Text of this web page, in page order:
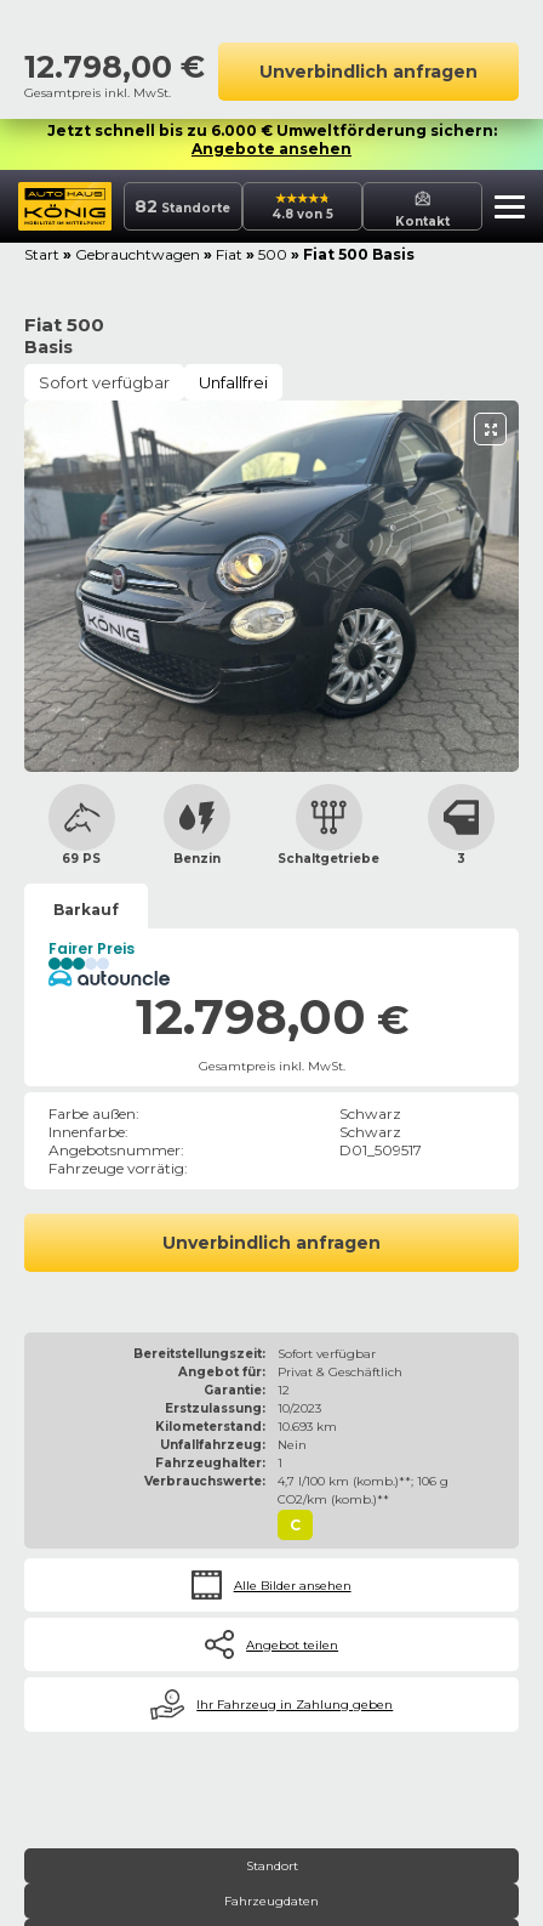
12.798,00 €
Gesamtpreis inkl. MwSt.
Unverbindlich anfragen
Jetzt schnell bis zu 6.000 € Umweltförderung sichern:
Angebote ansehen
82 Standorte 4.8 von 5 Kontakt
Start » Gebrauchtwagen » Fiat » 500 » Fiat 500 Basis
Fiat 500
Basis
Sofort verfügbar Unfallfrei
69 PS Benzin Schaltgetriebe 3
Barkauf
Fairer Preis
12.798,00 €
Gesamtpreis inkl. MwSt.
Farbe außen:
Schwarz
Innenfarbe:
Schwarz
Angebotsnummer:
D01_509517
Fahrzeuge vorrätig:
Unverbindlich anfragen
Bereitstellungszeit:
Sofort verfügbar
Angebot für:
Privat & Geschäftlich
Garantie:
12
Erstzulassung:
10/2023
Kilometerstand:
10.693 km
Unfallfahrzeug:
Nein
Fahrzeughalter:
1
Verbrauchswerte:
4,7 l/100 km (komb.)**; 106 g
CO2/km (komb.)**
C
Alle Bilder ansehen
Angebot teilen
€ Ihr Fahrzeug in Zahlung geben
Standort
Fahrzeugdaten